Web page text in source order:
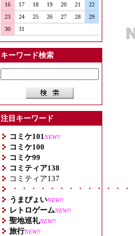
16
17 18 19 20 21
22
23
24 25 26 27 28
29
30
31
キーワード検索
注目キーワード
コミケ101 NEW!!
コミケ100
コミケ99
コミティア138
コミティア137
・・・・・・・・・・・・・
うまぴょいNEW!!
レトロゲームNEW!!
聖地巡礼NEW!!
旅行NEW!!